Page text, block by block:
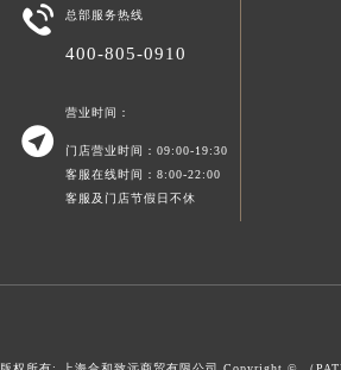
 总部服务热线
400-805-0910

营业时间：
门店营业时间：09:00-19:30
客服在线时间：8:00-22:00
客服及门店节假日不休